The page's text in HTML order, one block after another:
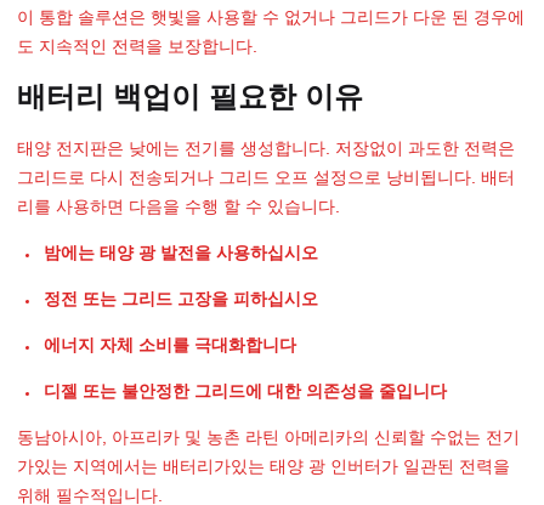
이 통합 솔루션은 햇빛을 사용할 수 없거나 그리드가 다운 된 경우에
도 지속적인 전력을 보장합니다.
배터리 백업이 필요한 이유
태양 전지판은 낮에는 전기를 생성합니다. 저장없이 과도한 전력은
그리드로 다시 전송되거나 그리드 오프 설정으로 낭비됩니다. 배터
리를 사용하면 다음을 수행 할 수 있습니다.
밤에는 태양 광 발전을 사용하십시오
정전 또는 그리드 고장을 피하십시오
에너지 자체 소비를 극대화합니다
디젤 또는 불안정한 그리드에 대한 의존성을 줄입니다
동남아시아, 아프리카 및 농촌 라틴 아메리카의 신뢰할 수없는 전기
가있는 지역에서는 배터리가있는 태양 광 인버터가 일관된 전력을
위해 필수적입니다.